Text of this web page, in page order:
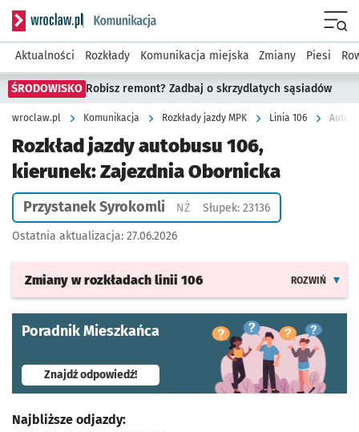
Serwis informacyjny wroclaw.pl podserwis: Komunikacja
Aktualności Rozkłady Komunikacja miejska Zmiany Piesi
ŚRODOWISKO Robisz remont? Zadbaj o skrzydlatych sąsiadów
wroclaw.pl Komunikacja Rozkłady jazdy MPK Linia 106
Rozkład jazdy autobusu 106,
kierunek: Zajezdnia Obornicka
Przystanek Syrokomli NŻPrzystanek na życzenie
Słupek: 23136
Ostatnia aktualizacja: 27.06.2026
Zmiany w rozkładach linii 106 ROZWIŃ
Poradnik Mieszkańca
Znajdź odpowiedź!- otworzy się w nowej karcie
Najbliższe odjazdy: